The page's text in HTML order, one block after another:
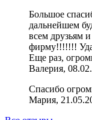
Большое
дальнейшем
всем друзьям
фирму!!!!!!!
Еще раз,
Валерия,
Спасибо
Мария,